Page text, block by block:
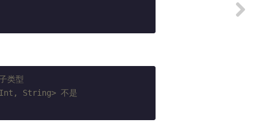
类型
String> 不是